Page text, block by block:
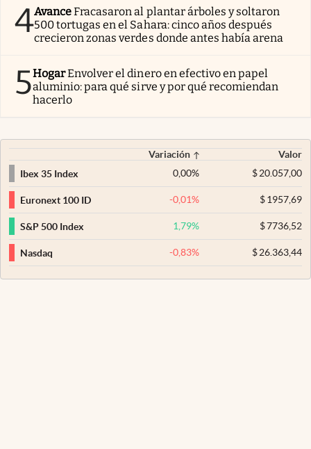
4AvanceFracasaron al plantar árboles y soltaron
500 tortugas en el Sahara: cinco años después
crecieron zonas verdes donde antes había arena
5HogarEnvolver el dinero en efectivo en papel
aluminio: para qué sirve y por qué recomiendan
hacerlo
Variación
Valor
Ibex 35 Index
0,00% $20.057,00
Euronext 100 ID -0,01% $1957,69
S&P 500 Index 1,79% $7736,52
Nasdaq -0,83% $26.363,44